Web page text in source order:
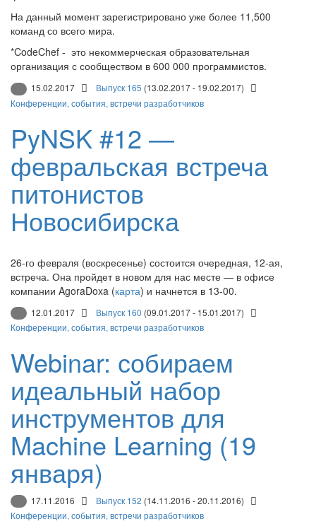
На данный момент зарегистрировано уже более 11,500
команд со всего мира.
*CodeChef - это некоммерческая образовательная
организация с сообществом в 600 000 программистов.
15.02.2017 Выпуск 165 (13.02.2017 - 19.02.2017)
Конференции, события, встречи разработчиков
PyNSK #12 —
февральская встреча
питонистов
Новосибирска
26-го февраля (воскресенье) состоится очередная, 12-ая,
встреча. Она пройдет в новом для нас месте — в офисе
компании AgoraDoxa (карта) и начнется в 13-00.
12.01.2017 Выпуск 160 (09.01.2017 - 15.01.2017)
Конференции, события, встречи разработчиков
Webinar: собираем
идеальный набор
инструментов для
Machine Learning (19
января)
17.11.2016 Выпуск 152 (14.11.2016 - 20.11.2016)
Конференции, события, встречи разработчиков